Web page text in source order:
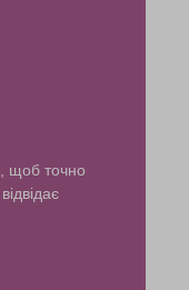
щоб точно